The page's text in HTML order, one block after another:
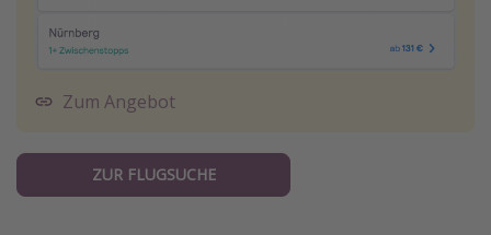
Zum Angebot
ZUR FLUGSUCHE